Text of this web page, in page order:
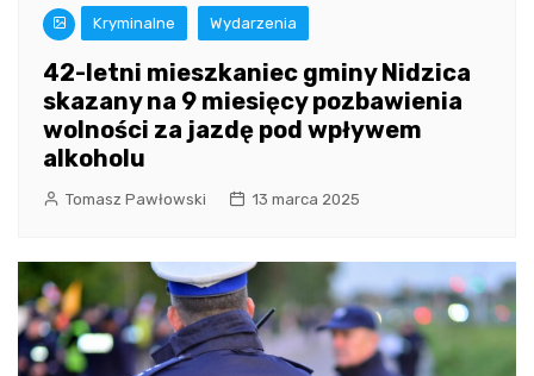
Kryminalne Wydarzenia
42-letni mieszkaniec gminy Nidzica
skazany na 9 miesięcy pozbawienia
wolności za jazdę pod wpływem
alkoholu
Tomasz Pawłowski 13 marca 2025